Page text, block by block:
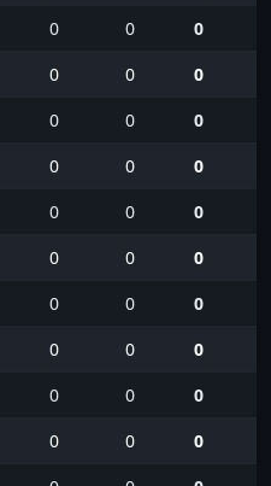
0 0
0
0 0
0
0 0
0
0 0
0
0 0
0
0 0
0
0 0
0
0 0
0
0 0
0
0 0
0